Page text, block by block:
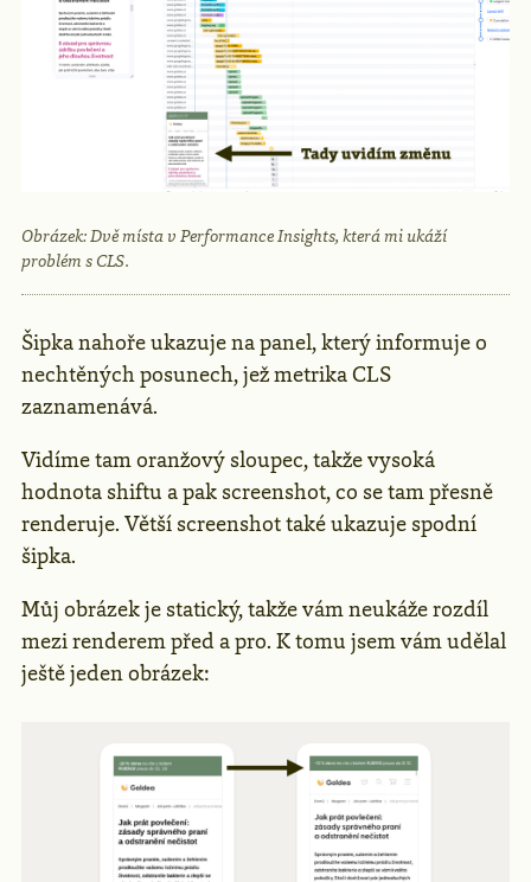
Obrázek: Dvě místa v Performance Insights, která mi ukáží
problém s CLS.
Šipka nahoře ukazuje na panel, který informuje o
nechtěných posunech, jež metrika CLS
zaznamenává.
Vidíme tam oranžový sloupec, takže vysoká
hodnota shiftu a pak screenshot, co se tam přesně
renderuje. Větší screenshot také ukazuje spodní
šipka.
Můj obrázek je statický, takže vám neukáže rozdíl
mezi renderem před a pro. K tomu jsem vám udělal
ještě jeden obrázek: